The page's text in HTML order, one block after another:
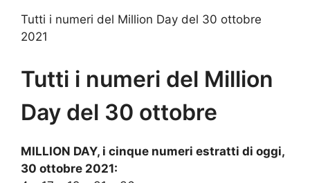
Tutti i numeri del Million Day del 30 ottobre
2021
Tutti i numeri del Million
Day del 30 ottobre
MILLION DAY, i cinque numeri estratti di oggi,
30 ottobre 2021: